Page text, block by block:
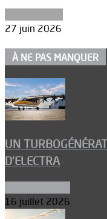
27 juin 2026
À NE PAS MANQUER
UN
D’ELECTRA
16 juillet 2026